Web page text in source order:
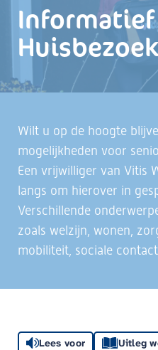
Informatief
Wilt u op de hoogte
mogelijkheden voor
Een vrijwilliger van Vitis
langs om hierover in
Verschillende
zoals welzijn, wonen,
mobiliteit, sociale
Lees voor Uitleg